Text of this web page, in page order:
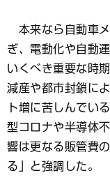
本来なら自動車
ぎ、電動化や自動
いくべき重要な時
減産や都市封鎖に
ト増に苦しんでい
型コロナや半導体
響は更なる販管費
る」と強調した。